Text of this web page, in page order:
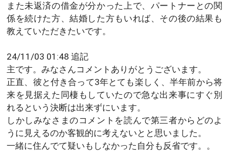
また未返済の借金が分かった上で、パートナーとの関
係を続けた方、結婚した方もいれば、その後の結果も
教えていただきたいです。
24/11/03 01:48 追記
主です。みなさんコメントありがとうございます。
正直、彼と付き合って3年とても楽しく、半年前から将
来を見据えた同棲もしていたので急な出来事にすぐ別
れるという決断は出来ずにいます。
しかしみなさまのコメントを読んで第三者からどのよ
うに見えるのか客観的に考えないとと思いました。
一緒に住んでて疑いもしなかった自分も反省です。。